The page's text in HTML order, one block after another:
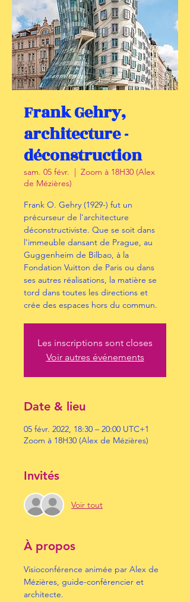
Frank Gehry,
architecture -
déconstruction
sam. 05 févr.
  |
Zoom à 18H30 (Alex
de Mézières)
Frank O. Gehry (1929-) fut un
précurseur de l'architecture
déconstructiviste. Que se soit dans
l'immeuble dansant de Prague, au
Guggenheim de Bilbao, à la
Fondation Vuitton de Paris ou dans
ses autres réalisations, la matière se
tord dans toutes les directions et
crée des espaces hors du commun.
Les inscriptions sont closes
Voir autres événements
Date & lieu
05 févr. 2022, 18:30 – 20:00 UTC+1
Zoom à 18H30 (Alex de Mézières)
Invités
Voir tout
À propos
Visioconférence animée par Alex de
Mézières, guide-conférencier et
architecte.